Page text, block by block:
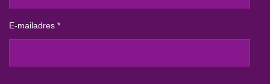
E-mailadres *